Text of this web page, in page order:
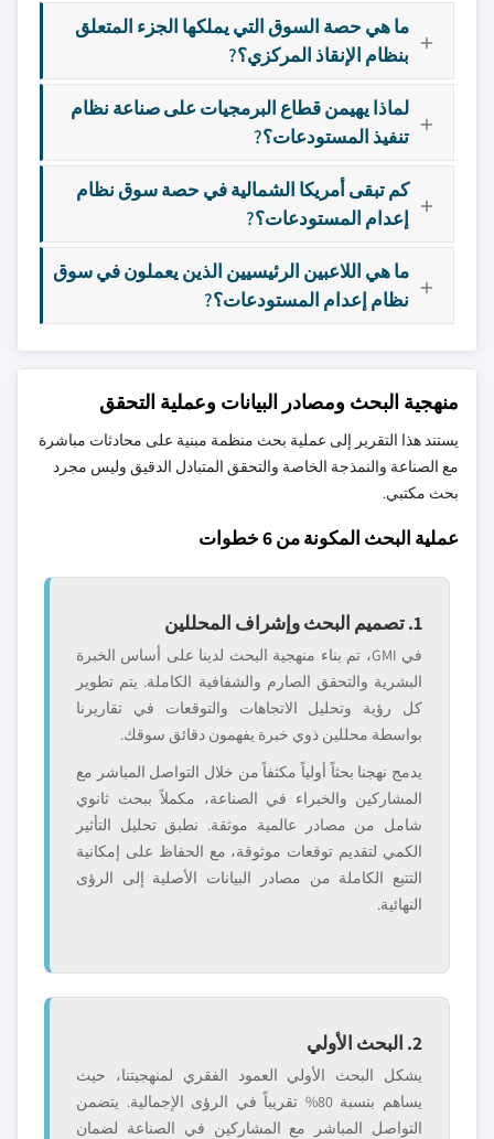
ما هي حصة السوق التي يملكها الجزء المتعلق
بنظام الإنقاذ المركزي؟?
لماذا يهيمن قطاع البرمجيات على صناعة نظام
تنفيذ المستودعات؟?
كم تبقى أمريكا الشمالية في حصة سوق نظام
إعدام المستودعات؟?
ما هي اللاعبين الرئيسيين الذين يعملون في سوق
نظام إعدام المستودعات؟?
منهجية البحث ومصادر البيانات وعملية التحقق
يستند هذا التقرير إلى عملية بحث منظمة مبنية على محادثات مباشرة
مع الصناعة والنمذجة الخاصة والتحقق المتبادل الدقيق وليس مجرد
بحث مكتبي.
عملية البحث المكونة من 6 خطوات
1. تصميم البحث وإشراف المحللين
في GMI، تم بناء منهجية البحث لدينا على أساس الخبرة
البشرية والتحقق الصارم والشفافية الكاملة. يتم تطوير
كل رؤية وتحليل الاتجاهات والتوقعات في تقاريرنا
بواسطة محللين ذوي خبرة يفهمون دقائق سوقك.
يدمج نهجنا بحثاً أولياً مكثفاً من خلال التواصل المباشر مع
المشاركين والخبراء في الصناعة، مكملاً ببحث ثانوي
شامل من مصادر عالمية موثقة. نطبق تحليل التأثير
الكمي لتقديم توقعات موثوقة، مع الحفاظ على إمكانية
التتبع الكاملة من مصادر البيانات الأصلية إلى الرؤى
النهائية.
2. البحث الأولي
يشكل البحث الأولي العمود الفقري لمنهجيتنا، حيث
يساهم بنسبة 80% تقريباً في الرؤى الإجمالية. يتضمن
التواصل المباشر مع المشاركين في الصناعة لضمان